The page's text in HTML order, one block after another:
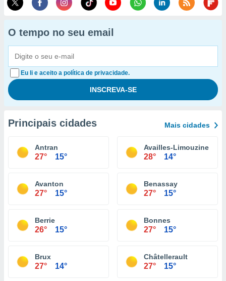
O tempo no seu email
Eu li e aceito a política de privacidade.
Principais cidades Mais cidades
Antran
27° 15°
Availles-Limouzine
28° 14°
Avanton
27° 15°
Benassay
27° 15°
Berrie
26° 15°
Bonnes
27° 15°
Brux
27° 14°
Châtellerault
27° 15°